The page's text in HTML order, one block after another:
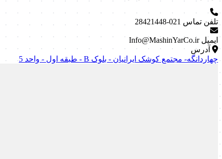
تلفن تماس 021-28421448
ایمیل Info@MashinYarCo.ir
آدرس
چهاردانگه- مجتمع کوشک ایرانیان - بلوک B - طبقه اول - واحد 5